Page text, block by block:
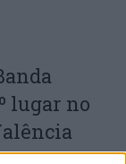
lugar no